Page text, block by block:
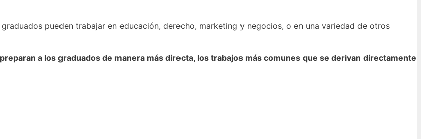
pueden trabajar en educación, derecho, marketing y negocios, o en una variedad de otros
a los graduados de manera más directa, los trabajos más comunes que se derivan directamente